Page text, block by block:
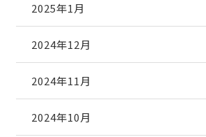
2025年1月
2024年12月
2024年11月
2024年10月